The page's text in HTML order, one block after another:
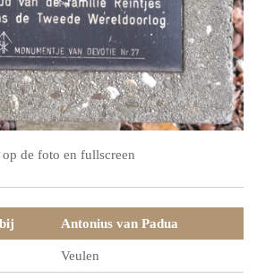
de foto en fullscreen
Antonius van Padua
Veulen